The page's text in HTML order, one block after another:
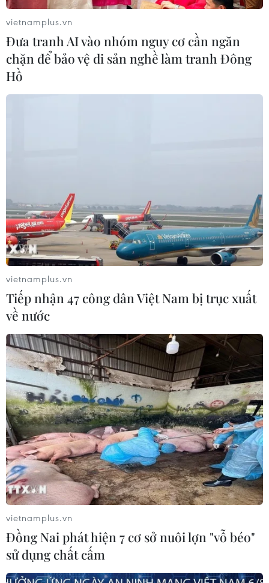
Nhiều du khách chọn Cao nguyên đá Đồng
Văn là điểm đến trong dịp lễ
Đà Nẵng dự kiến 2 kịch bản nhằm phục
hồi du lịch theo mục tiêu kép
05/01/2022 15:11
Năm 2022, Đà Nẵng thực hiện chủ đề "Năm thích ứng
an toàn, linh hoạt, kiểm soát hiệu quả dịch bệnh và
phục hồi, phát triển kinh tế-xã hội.”
vietnamplus.vn
Đưa tranh AI vào nhóm nguy cơ cần ngăn
chặn để bảo vệ di sản nghề làm tranh Đông
Hồ
vietnamplus.vn
Tiếp nhận 47 công dân Việt Nam bị trục xuất
về nước
vietnamplus.vn
Đồng Nai phát hiện 7 cơ sở nuôi lợn "vỗ béo"
sử dụng chất cấm